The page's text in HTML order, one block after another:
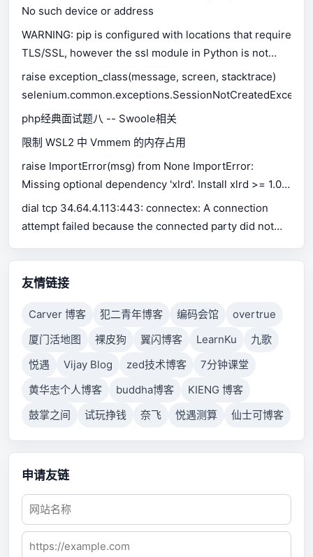
No such device or address
WARNING: pip is configured with locations that require
TLS/SSL, however the ssl module in Python is not
available.
raise exception_class(message, screen, stacktrace)
php经典面试题八 -- Swoole相关
限制 WSL2 中 Vmmem 的内存占用
raise ImportError(msg) from None ImportError:
Missing optional dependency 'xlrd'. Install xlrd >= 1.0.0
for Excel support Use pip or conda to install xlrd.
dial tcp 34.64.4.113:443: connectex: A connection
attempt failed because the connected party did not
connection failed because connected host has failed
to respond.
友情链接
Carver 博客 犯二青年博客 编码会馆
overtrue
厦门活地图
裸皮狗 翼闪博客 LearnKu
九歌
悦遇
Vijay Blog zed技术博客
7分钟课堂
黄华志个人博客
buddha博客
KIENG 博客
鼓掌之间
试玩挣钱 奈飞 悦遇测算 仙士可博客
申请友链